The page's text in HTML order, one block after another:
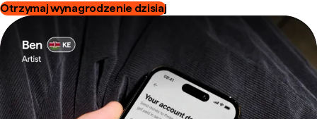
Otrzymaj wynagrodzenie dzisiaj